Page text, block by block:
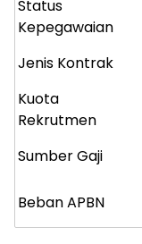
Status
Kepegawaian
Jenis Kontrak
Kuota
Rekrutmen
Sumber Gaji
Beban APBN